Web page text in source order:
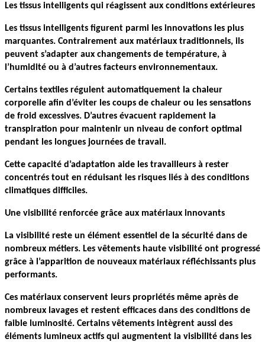
Les tissus intelligents qui réagissent aux conditions extérieures
Les tissus intelligents figurent parmi les innovations les plus
marquantes. Contrairement aux matériaux traditionnels, ils
peuvent s’adapter aux changements de température, à
l’humidité ou à d’autres facteurs environnementaux.
Certains textiles régulent automatiquement la chaleur
corporelle afin d’éviter les coups de chaleur ou les sensations
de froid excessives. D’autres évacuent rapidement la
transpiration pour maintenir un niveau de confort optimal
pendant les longues journées de travail.
Cette capacité d’adaptation aide les travailleurs à rester
concentrés tout en réduisant les risques liés à des conditions
climatiques difficiles.
Une visibilité renforcée grâce aux matériaux innovants
La visibilité reste un élément essentiel de la sécurité dans de
nombreux métiers. Les vêtements haute visibilité ont progressé
grâce à l’apparition de nouveaux matériaux réfléchissants plus
performants.
Ces matériaux conservent leurs propriétés même après de
nombreux lavages et restent efficaces dans des conditions de
faible luminosité. Certains vêtements intègrent aussi des
éléments lumineux actifs qui augmentent la visibilité dans les